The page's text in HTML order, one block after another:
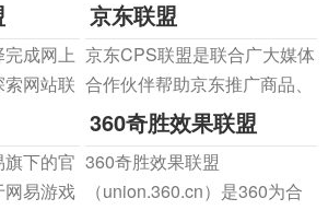
，让您
值项目，增加网吧赢利。
，为推
广内容
海内外广告主提供精准的产品
推广和品牌营销服务，为应用
开发者创造公正和优质的广告
收益。
成网上
网站联
类型，
的联盟用
京东联盟
京东CPS联盟是联合广大媒体
合作伙伴帮助京东推广商品、
扩大品牌知名度的合作平台。
经京东许可的任何个人或公司
加入京东CPS联盟后，获取相
应推广代码进行推广，当用户
下的官
易游戏
360奇胜效果联盟
360奇胜效果联盟
（union.360.cn）是360为合